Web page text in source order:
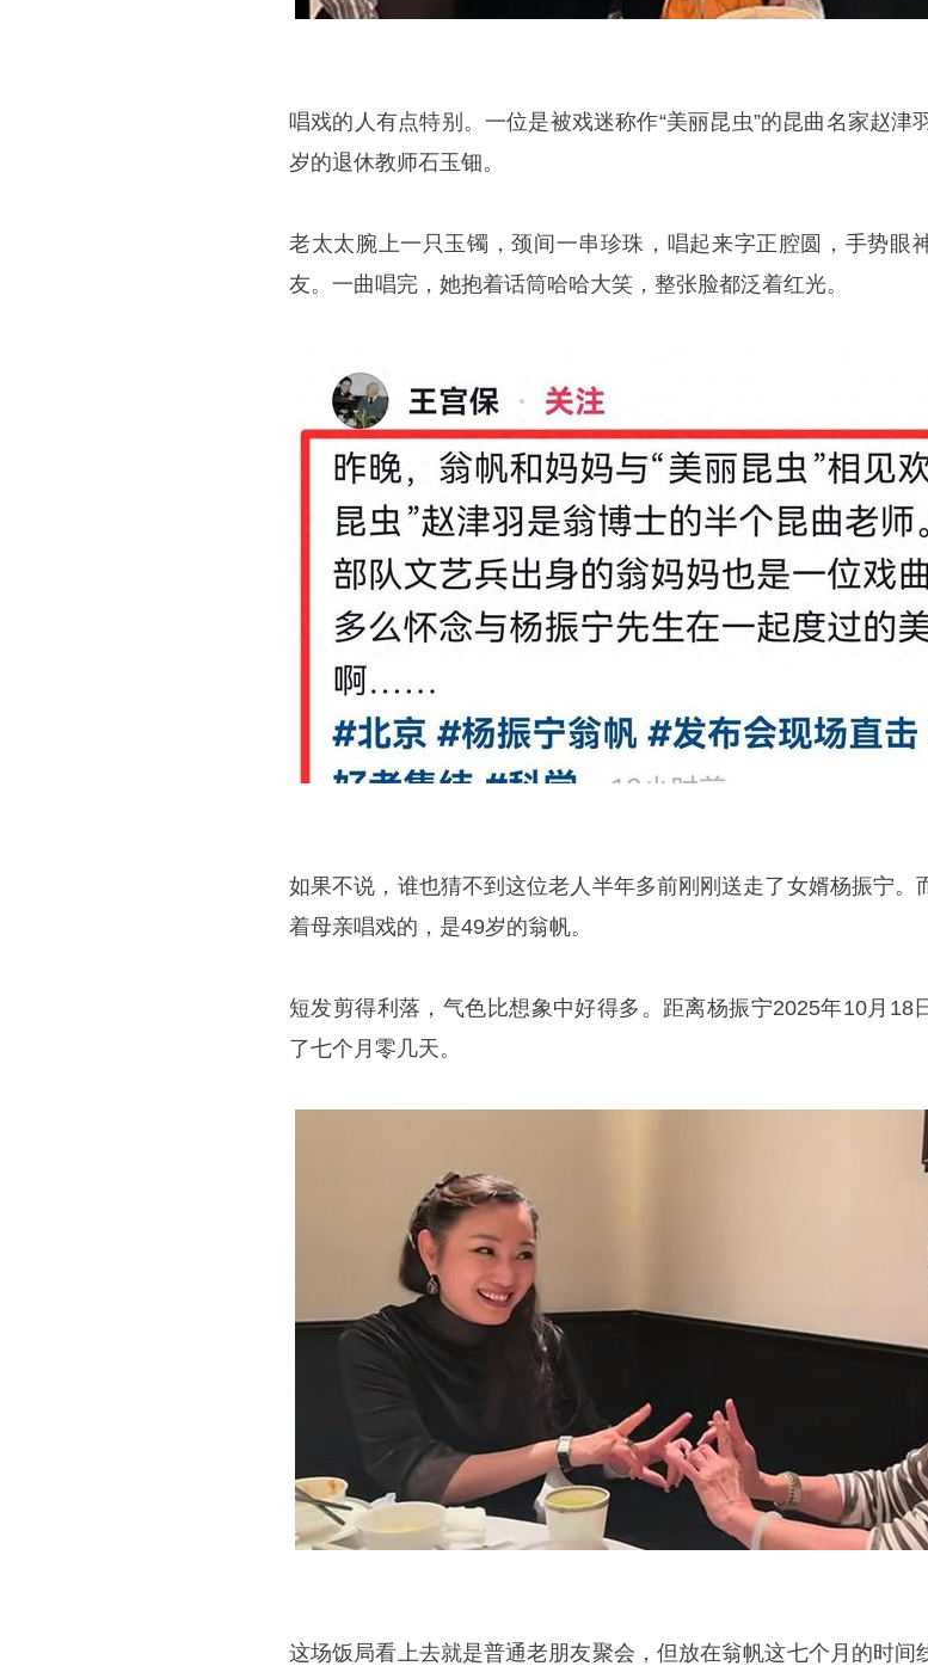
唱戏的人有点特别。一位是被戏迷称作“美丽昆虫”的昆曲名家赵津
岁的退休教师石玉钿。
老太太腕上一只玉镯，颈间一串珍珠，唱起来字正腔圆，手势眼
友。一曲唱完，她抱着话筒哈哈大笑，整张脸都泛着红光。
如果不说，谁也猜不到这位老人半年多前刚刚送走了女婿杨振宁。
着母亲唱戏的，是49岁的翁帆。
短发剪得利落，气色比想象中好得多。距离杨振宁2025年10月18
了七个月零几天。
这场饭局看上去就是普通老朋友聚会，但放在翁帆这七个月的时间